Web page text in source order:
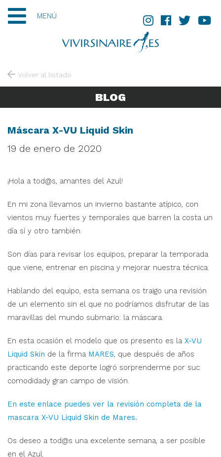
MENÚ
Volver al listado
BLOG
Máscara X-VU Liquid Skin
19 de enero de 2020
¡Hola a tod@s, amantes del Azul!
En mi zona llevamos un invierno bastante atípico, con
vientos muy fuertes y temporales que barren la costa un
día sí y otro también.
Son días para revisar los equipos, preparar la temporada
que viene, entrenar en piscina y mejorar nuestra técnica.
Hablando del equipo, esta semana os traigo una revisión
de un elemento sin el que no podríamos disfrutar de las
maravillas del mundo submario: la máscara.
En esta ocasión el modelo que os presento es la X-VU
Liquid Skin de la firma MARES , que después de años
practicando este deporte logró sorprenderme por suc
comodidady gran campo de visión.
En este enlace puedes ver la revisión completa de la
mascara X-VU Liquid Skin de Mares.
Os deseo a tod@s una excelente semana, a ser posible
en el Azul.